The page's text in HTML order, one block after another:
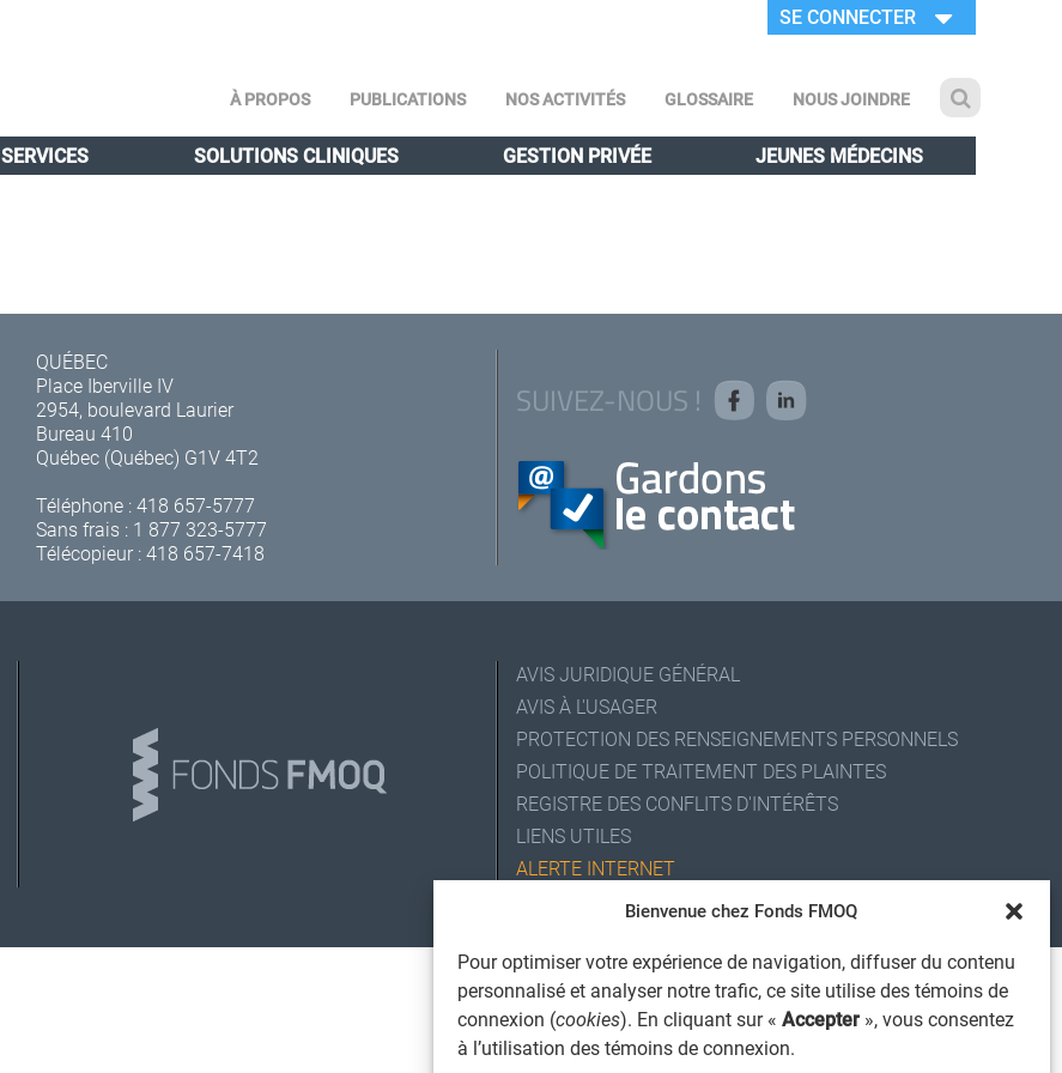
Bienvenue chez Fonds FMOQ
Pour optimiser votre expérience de navigation, diffuser du contenu
personnalisé et analyser notre trafic, ce site utilise des témoins de
connexion (cookies). En cliquant sur « Accepter », vous consentez
à l’utilisation des témoins de connexion.
SE CONNECTER
À PROPOS PUBLICATIONS NOS ACTIVITÉS GLOSSAIRE NOUS JOINDRE
SERVICES SOLUTIONS CLINIQUES GESTION PRIVÉE JEUNES MÉDECINS
QUÉBEC
Place Iberville IV
2954, boulevard Laurier
Bureau 410
Québec (Québec) G1V 4T2
Téléphone :418 657-5777
Sans frais : 1 877 323-5777
Télécopieur : 418 657-7418
SUIVEZ-NOUS !
AVIS JURIDIQUE GÉNÉRAL
AVIS À L'USAGER
PROTECTION DES RENSEIGNEMENTS PERSONNELS
POLITIQUE DE TRAITEMENT DES PLAINTES
REGISTRE DES CONFLITS D'INTÉRÊTS
LIENS UTILES
ALERTE INTERNET
© 2026 Société de services financiers Fonds FMOQ inc.
Tous droits réservés.